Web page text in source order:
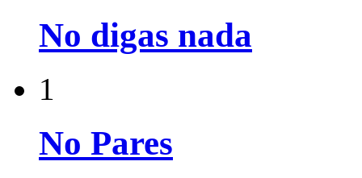
No digas nada
1
No Pares